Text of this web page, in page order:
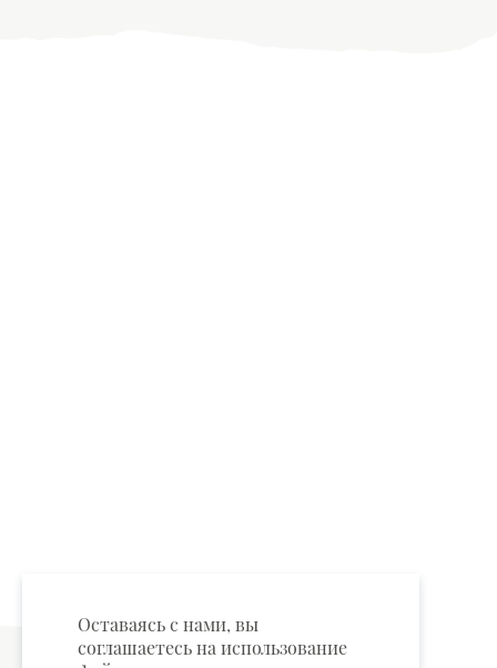
Оставаясь с нами, вы
соглашаетесь на использование